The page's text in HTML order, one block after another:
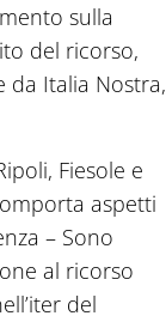
sulla
del ricorso,
Italia Nostra,
Fiesole e
aspetti
– Sono
al ricorso
del